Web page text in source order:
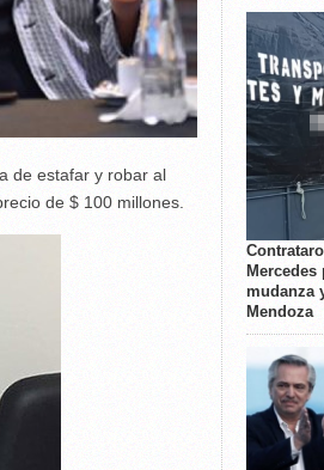
de estafar y robar al
de $ 100 millones.
Mercedes
mudanza
Mendoza